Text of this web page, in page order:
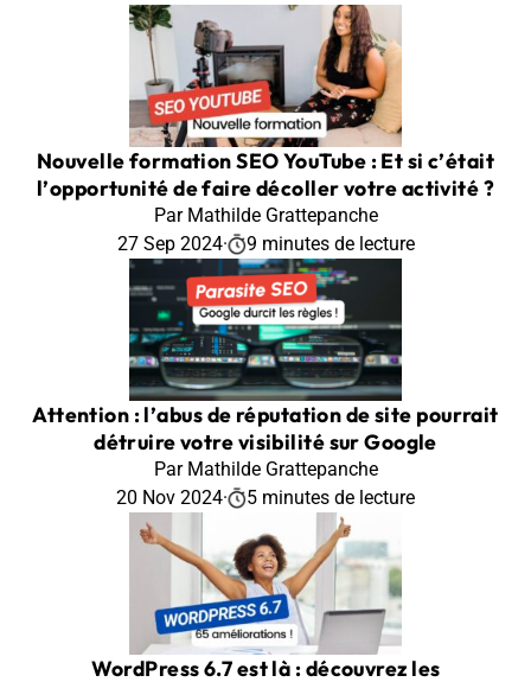
Nouvelle formation SEO YouTube : Et si c’était
l’opportunité de faire décoller votre activité ?
Par Mathilde Grattepanche
27 Sep 2024· 9 minutes de lecture
Attention : l’abus de réputation de site pourrait
détruire votre visibilité sur Google
Par Mathilde Grattepanche
20 Nov 2024· 5 minutes de lecture
WordPress 6.7 est là : découvrez les